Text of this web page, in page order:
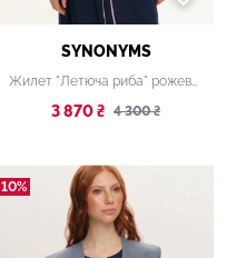
SYNONYMS
Жилет "Летюча риба" рожевий
3 870 ₴ 4 300 ₴
10%